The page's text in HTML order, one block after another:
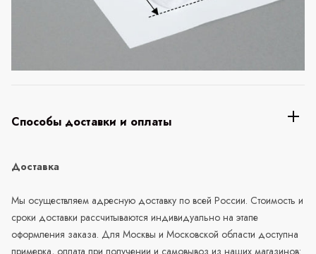
Способы доставки и оплаты
Доставка
Мы осуществляем адресную доставку по всей России. Стоимость и
сроки доставки рассчитываются индивидуально на этапе
оформления заказа. Для Москвы и Московской области доступна
примерка, оплата при получении и самовывоз из наших магазинов: